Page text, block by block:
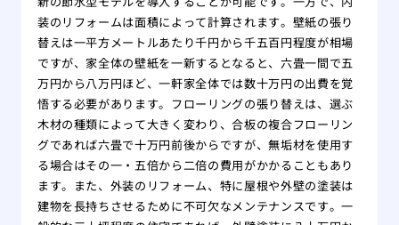
装のリフォームは面積によって計算されます。壁紙の張り
替えは一平方メートルあたり千円から千五百円程度が相場
ですが、家全体の壁紙を一新するとなると、六畳一間で五
万円から八万円ほど、一軒家全体では数十万円の出費を覚
悟する必要があります。フローリングの張り替えは、選ぶ
木材の種類によって大きく変わり、合板の複合フローリン
グであれば六畳で十万円前後からですが、無垢材を使用す
る場合はその一・五倍から二倍の費用がかかることもあり
ます。また、外装のリフォーム、特に屋根や外壁の塗装は
建物を長持ちさせるために不可欠なメンテナンスです。一